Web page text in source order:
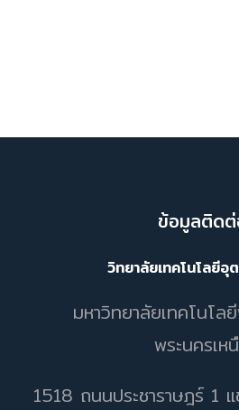
ข้อมูลติด
วิทยาลัยเทคโนโลยีอุ
มหาวิทยาลัยเทคโนโล
พระนครเห
1518 ถนนประชาราษฎร์ 1